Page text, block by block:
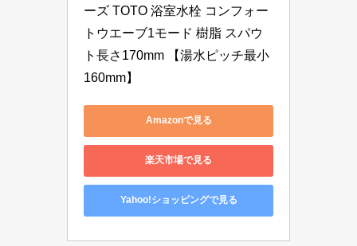
ーズ TOTO 浴室水栓 コンフォー
トウエーブ1モード 樹脂 スパウ
ト長さ170mm 【湯水ピッチ最小
160mm】
Amazonで見る
楽天市場で見る
Yahoo!ショッピングで見る